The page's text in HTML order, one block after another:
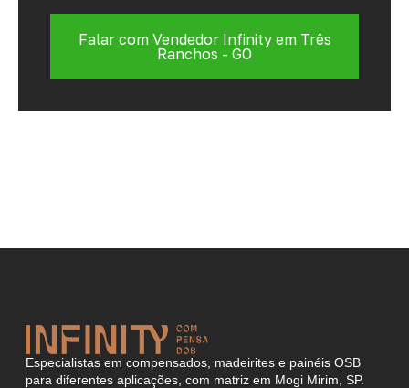
Falar com Vendedor Infinity em Três
Ranchos - GO
Especialistas em compensados, madeirites e painéis OSB
para diferentes aplicações, com matriz em Mogi Mirim, SP.